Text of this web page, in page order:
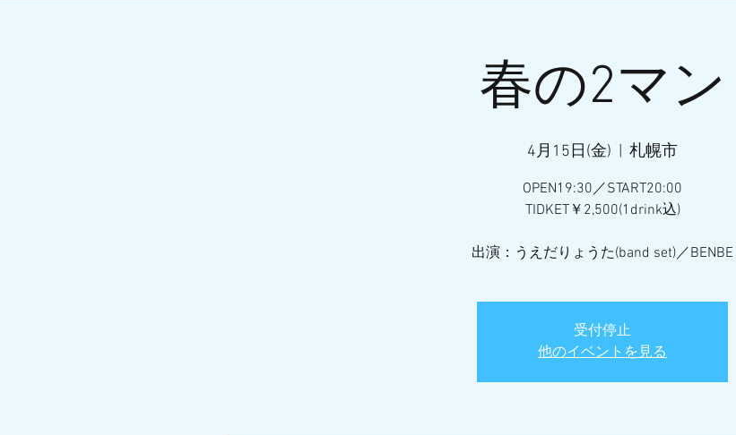
春の2マン
4月15日(金) 札幌市
OPEN19:30／START20:00
TIDKET￥2,500(1drink込)
出演：うえだりょうた(band set)／BENBE
受付停止
他のイベントを見る